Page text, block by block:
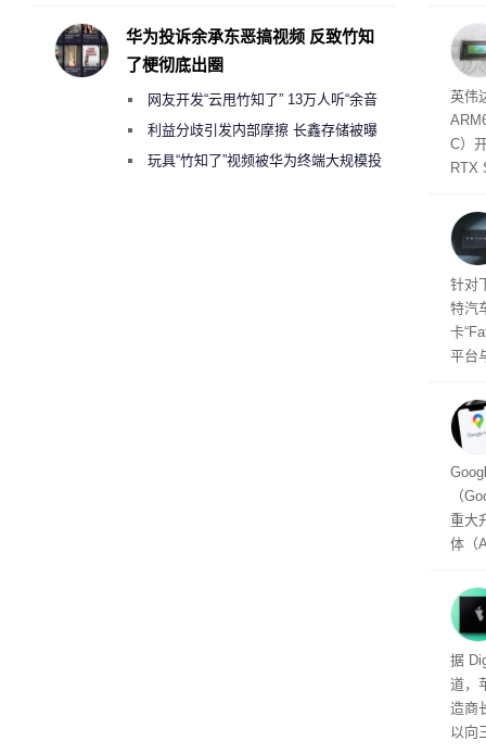
内
以利
并
在线
件是
软件
态
英伟
C）
RTX
将
的技
起
针对
特汽
卡
平台
车
及
（
重大
体（
查
（
用
推出
单一
户处
头
据
道，
造商
以向
华为投诉余承东恶搞视频 反致竹知
了梗彻底出圈
网友开发“云甩竹知了” 13万人听“余音
绕梁”利益分歧引发内部摩擦 长鑫存储被曝
曾将华为驻场工程师驱逐出研发基地
玩具“竹知了”视频被华为终端大规模投